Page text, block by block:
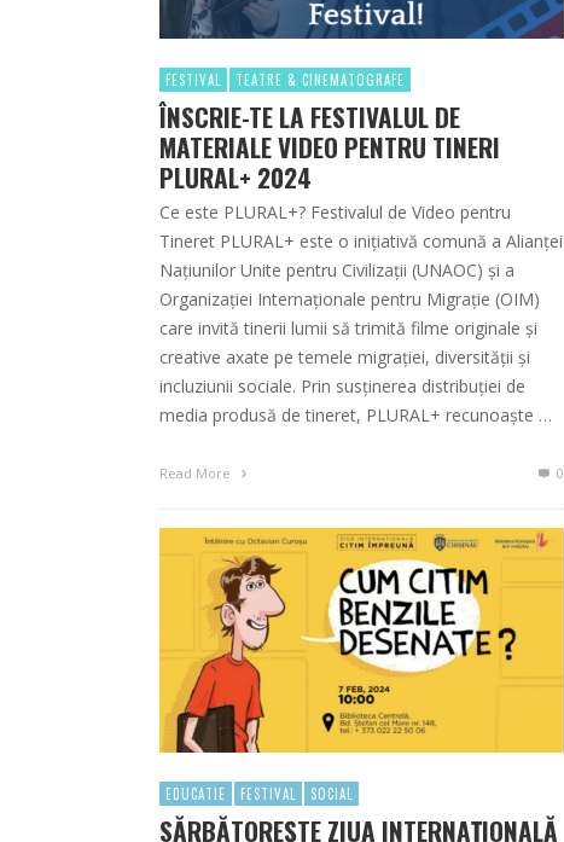
FESTIVAL TEATRE & CINEMATOGRAFE
ÎNSCRIE-TE LA FESTIVALUL DE
MATERIALE VIDEO PENTRU TINERI
PLURAL+ 2024
Ce este PLURAL+? Festivalul de Video pentru
Tineret PLURAL+ este o inițiativă comună a Alianței
Națiunilor Unite pentru Civilizații (UNAOC) și a
Organizației Internaționale pentru Migrație (OIM)
care invită tinerii lumii să trimită filme originale și
creative axate pe temele migrației, diversității și
incluziunii sociale. Prin susținerea distribuției de
media produsă de tineret, PLURAL+ recunoaște …
Read More 0
EDUCATIE FESTIVAL SOCIAL
SĂRBĂTOREȘTE ZIUA INTERNAȚIONALĂ